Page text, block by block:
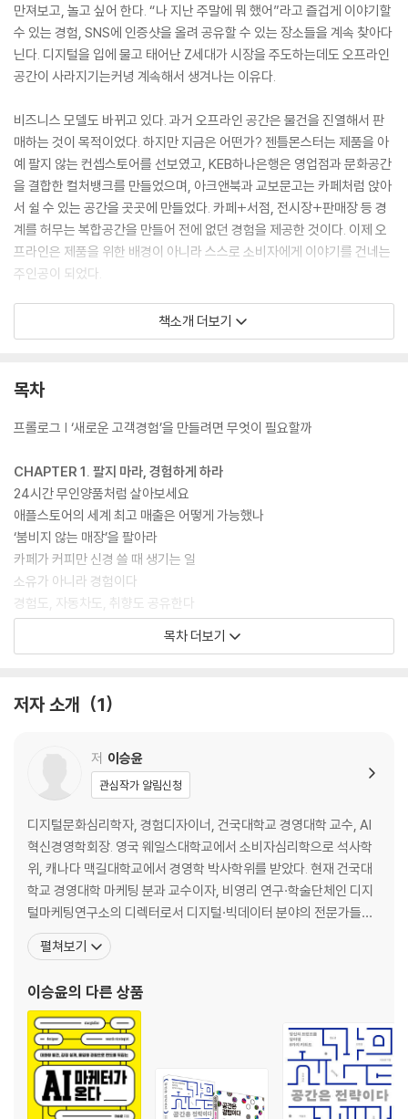
만져보고, 놀고 싶어 한다. “나 지난 주말에 뭐 했어”라고 즐겁게 이야기할
수 있는 경험, SNS에 인증샷을 올려 공유할 수 있는 장소들을 계속 찾아다
닌다. 디지털을 입에 물고 태어난 Z세대가 시장을 주도하는데도 오프라인
공간이 사라지기는커녕 계속해서 생겨나는 이유다.
비즈니스 모델도 바뀌고 있다. 과거 오프라인 공간은 물건을 진열해서 판
매하는 것이 목적이었다. 하지만 지금은 어떤가? 젠틀몬스터는 제품을 아
예 팔지 않는 컨셉스토어를 선보였고, KEB하나은행은 영업점과 문화공간
을 결합한 컬처뱅크를 만들었으며, 아크앤북과 교보문고는 카페처럼 앉아
서 쉴 수 있는 공간을 곳곳에 만들었다. 카페+서점, 전시장+판매장 등 경
계를 허무는 복합공간을 만들어 전에 없던 경험을 제공한 것이다. 이제 오
프라인은 제품을 위한 배경이 아니라 스스로 소비자에게 이야기를 건네는
주인공이 되었다.
특히 취미, 재미 등 라이프스타일을 제안하는 모습이 두드러진다. 제품의
기능이나 가격보다는 ‘이 제품과 이 브랜드로 내 삶이 어떻게 바뀔 것인
뭘 해줄 수 있는데?”라고 직설적으로 묻는 소비자에게 답을 줄 수 있어야
험에 해답이 있다고 말한다. 브랜드가 만들어둔 공간에서 제품과 함께 놀
이다.
책소개 더보기
목차
프롤로그 | ‘새로운 고객경험’을 만들려면 무엇이 필요할까
CHAPTER 1. 팔지 마라, 경험하게 하라
24시간 무인양품처럼 살아보세요
애플스토어의 세계 최고 매출은 어떻게 가능했나
‘붐비지 않는 매장’을 팔아라
카페가 커피만 신경 쓸 때 생기는 일
소유가 아니라 경험이다
경험도, 자동차도, 취향도 공유한다
가성비 말고 가잼비, 제품 말고 소확행
매장을 넘어 광장으로
죽은 기업도 살리는 커뮤니티의 마력
에어비앤비는 어떻게 힐튼을 뛰어넘었나
호텔, 숙박공간이 아닌 문화공간이 되다
콘텐츠는 3%만, 연결에 97% 집중한다
CHAPTER 3. 오감을 자극하는 경험을 선사하라
색깔을 바꾸면 다운로드가 빨라진다?
매장 혼잡도, 소리로 조절한다
아이캐칭을 넘어 노즈캐칭으로
와인이 맛있는 이유는 무겁기 때문?
CHAPTER 4. 공간에서 브랜드를 경험하게 하라
오프라인 공간, 조연에서 주연으로
제품이 아니라 컨셉을 진열한다
야에카다움을 드러내려면 어디에 있어야 할까?
세상에서 가장 비싼 디지털 놀이터
목차 더보기
저자 소개 1
저 이승윤
관심작가 알림신청
디지털문화심리학자, 경험디자이너, 건국대학교 경영대학 교수, AI
혁신경영학회장. 영국 웨일스대학교에서 소비자심리학으로 석사학
위, 캐나다 맥길대학교에서 경영학 박사학위를 받았다. 현재 건국대
학교 경영대학 마케팅 분과 교수이자, 비영리 연구·학술단체인 디지
털마케팅연구소의 디렉터로서 디지털·빅데이터 분야의 전문가들과
함께 다양한 연구활동을 펼치고 있다. 또한 ‘AI혁신경영학회’의 창립
멤버로, 현재 학회장을 맡고 있다. 신한은행, 삼성화재, 농협, 빙그레,
다. 소비자 심리학 연구에도 남다른 성과를 보여 <광고 저널(Jo
펼쳐보기
이승윤의 다른 상품